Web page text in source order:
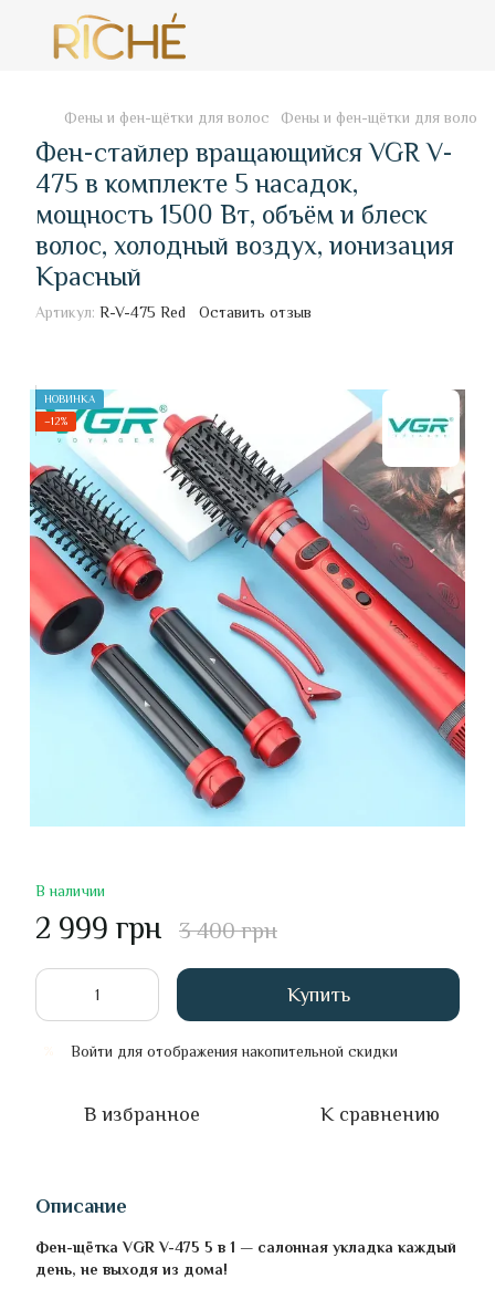
Фены и фен-щётки для волос Фены и фен-щётки для волос
Фен-стайлер вращающийся VGR V-
475 в комплекте 5 насадок,
мощность 1500 Вт, объём и блеск
волос, холодный воздух, ионизация
Красный
Артикул: R-V-475 Red Оставить отзыв
НОВИНКА
−12%
В наличии
2 999 грн 3 400 грн
Купить
Войти для отображения накопительной скидки
В избранное К сравнению
Описание
Фен-щётка VGR V-475 5 в 1 — салонная укладка каждый
день, не выходя из дома!